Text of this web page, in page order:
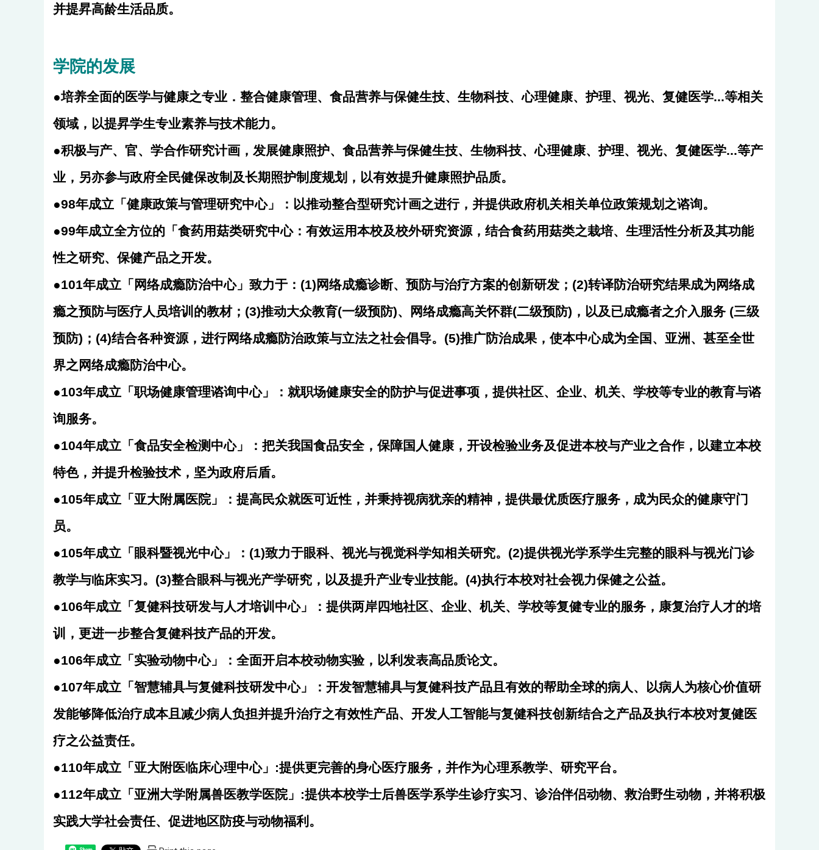
并提昇高龄生活品质。
学院的发展
●培养全面的医学与健康之专业．整合健康管理、食品营养与保健生技、生物科技、心理健康、护理、视光、复健医学...等相关
领域，以提昇学生专业素养与技术能力。
●积极与产、官、学合作研究计画，发展健康照护、食品营养与保健生技、生物科技、心理健康、护理、视光、复健医学...等产
业，另亦参与政府全民健保改制及长期照护制度规划，以有效提升健康照护品质。
●98年成立「健康政策与管理研究中心」：以推动整合型研究计画之进行，并提供政府机关相关单位政策规划之谘询。
●99年成立全方位的「食药用菇类研究中心：有效运用本校及校外研究资源，结合食药用菇类之栽培、生理活性分析及其功能
性之研究、保健产品之开发。
●101年成立「网络成瘾防治中心」致力于：(1)网络成瘾诊断、预防与治疗方案的创新研发；(2)转译防治研究结果成为网络成
瘾之预防与医疗人员培训的教材；(3)推动大众教育(一级预防)、网络成瘾高关怀群(二级预防)，以及已成瘾者之介入服务 (三级
预防)；(4)结合各种资源，进行网络成瘾防治政策与立法之社会倡导。(5)推广防治成果，使本中心成为全国、亚洲、甚至全世
界之网络成瘾防治中心。
●103年成立「职场健康管理谘询中心」：就职场健康安全的防护与促进事项，提供社区、企业、机关、学校等专业的教育与谘
询服务。
●104年成立「食品安全检测中心」：把关我国食品安全，保障国人健康，开设检验业务及促进本校与产业之合作，以建立本校
特色，并提升检验技术，坚为政府后盾。
●105年成立「亚大附属医院」：提高民众就医可近性，并秉持视病犹亲的精神，提供最优质医疗服务，成为民众的健康守门
员。
●105年成立「眼科暨视光中心」：(1)致力于眼科、视光与视觉科学知相关研究。(2)提供视光学系学生完整的眼科与视光门诊
教学与临床实习。(3)整合眼科与视光产学研究，以及提升产业专业技能。(4)执行本校对社会视力保健之公益。
●106年成立「复健科技研发与人才培训中心」：提供两岸四地社区、企业、机关、学校等复健专业的服务，康复治疗人才的培
训，更进一步整合复健科技产品的开发。
●106年成立「实验动物中心」：全面开启本校动物实验，以利发表高品质论文。
●107年成立「智慧辅具与复健科技研发中心」：开发智慧辅具与复健科技产品且有效的帮助全球的病人、以病人为核心价值研
发能够降低治疗成本且减少病人负担并提升治疗之有效性产品、开发人工智能与复健科技创新结合之产品及执行本校对复健医
疗之公益责任。
●110年成立「亚大附医临床心理中心」:提供更完善的身心医疗服务，并作为心理系教学、研究平台。
●112年成立「亚洲大学附属兽医教学医院」:提供本校学士后兽医学系学生诊疗实习、诊治伴侣动物、救治野生动物，并将积极
实践大学社会责任、促进地区防疫与动物福利。